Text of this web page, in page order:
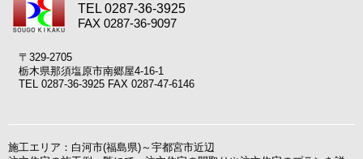
TEL 0287-36-3925
FAX 0287-36-9097
〒329-2705
栃木県那須塩原市南郷屋4-16-1
TEL 0287-36-3925 FAX 0287-47-6146
施工エリア：白河市(福島県)～宇都宮市近辺